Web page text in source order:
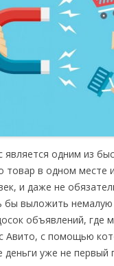
одним из
в одном месте
и даже не
бы выложить
объявлений, где
Авито, с помощью
уже не первый